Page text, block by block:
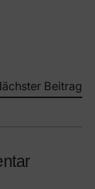
Beitrag